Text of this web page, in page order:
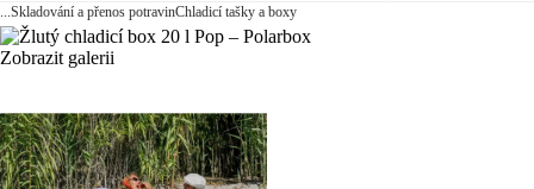
...Skladování a přenos potravinChladicí tašky a boxy
Zobrazit galerii